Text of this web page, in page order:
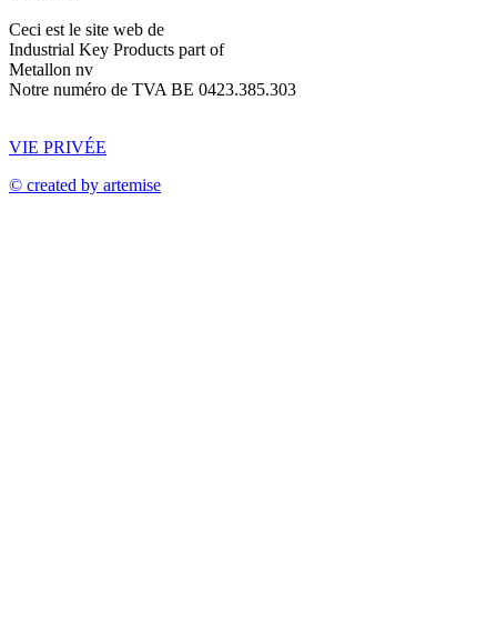
Ceci est le site web de
Industrial Key Products part of
Metallon nv
Notre numéro de TVA BE 0423.385.303
VIE PRIVÉE
© created by artemise